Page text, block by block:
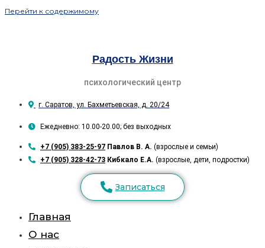
Перейти к содержимому
Радость Жизни
психологический центр
г. Саратов, ул. Бахметьевская, д. 20/24
Ежедневно: 10.00-20.00; без выходных
+7 (905) 383-25-97 Павлов В. А. (взрослые и семьи)
+7 (905) 328-42-73 Кибкало Е.А. (взрослые, дети, подростки)
Записаться
Главная
О нас